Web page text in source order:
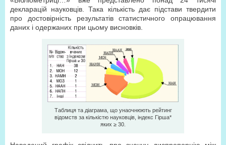
декларацій науковців. Така кількість дає підстави твердити
про достовірність результатів статистичного опрацювання
даних і одержаних при цьому висновків.
Таблиця та діаграма, що унаочнюють рейтинг
відомств за кількістю науковців, індекс Гірша*
яких ≥ 30.